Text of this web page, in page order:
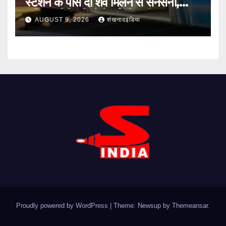
संदिग्ध परिस्थितियों में हुई मौत की जांच शुरू
AUGUST 9, 2026 शंखनादइंडिया
Proudly powered by WordPress Theme: Newsup by Themeansar.